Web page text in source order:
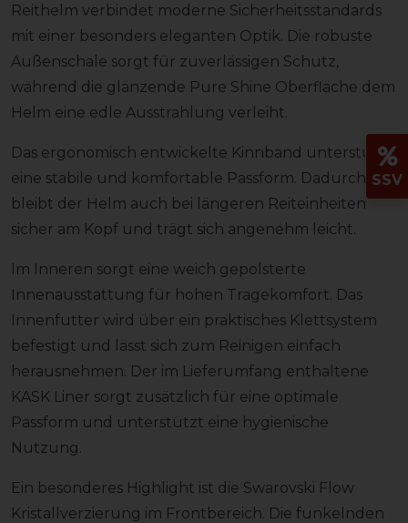
Reithelm verbindet moderne Sicherheitsstandards
mit einer besonders eleganten Optik. Die robuste
Außenschale sorgt für zuverlässigen Schutz,
während die glänzende Pure Shine Oberfläche dem
Helm eine edle Ausstrahlung verleiht.
Das ergonomisch entwickelte Kinnband unterstützt
eine stabile und komfortable Passform. Dadurch
bleibt der Helm auch bei längeren Reiteinheiten
sicher am Kopf und trägt sich angenehm leicht.
Im Inneren sorgt eine weich gepolsterte
Innenausstattung für hohen Tragekomfort. Das
Innenfutter wird über ein praktisches Klettsystem
befestigt und lässt sich zum Reinigen einfach
herausnehmen. Der im Lieferumfang enthaltene
KASK Liner sorgt zusätzlich für eine optimale
Passform und unterstützt eine hygienische
Nutzung.
Ein besonderes Highlight ist die Swarovski Flow
Kristallverzierung im Frontbereich. Die funkelnden
SSV